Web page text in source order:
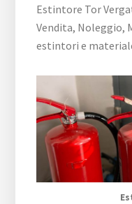
Estintore Tor
Vendita, Noleggio,
estintori e